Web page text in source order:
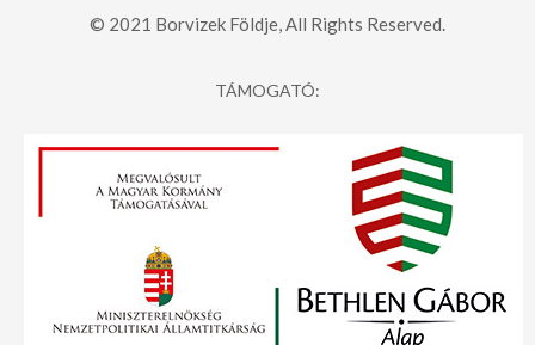
© 2021 Borvizek Földje, All Rights Reserved.
TÁMOGATÓ: